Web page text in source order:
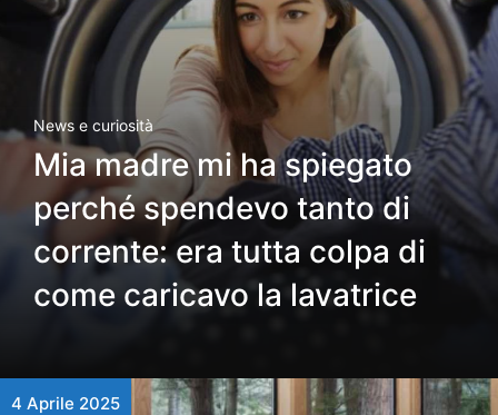
News e curiosità
Mia madre mi ha spiegato
perché spendevo tanto di
corrente: era tutta colpa di
come caricavo la lavatrice
4 Aprile 2025